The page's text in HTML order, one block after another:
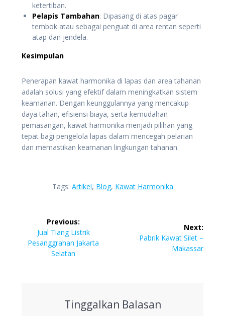
ketertiban.
Pelapis Tambahan: Dipasang di atas pagar
tembok atau sebagai penguat di area rentan seperti
atap dan jendela.
Kesimpulan
Penerapan kawat harmonika di lapas dan area tahanan
adalah solusi yang efektif dalam meningkatkan sistem
keamanan. Dengan keunggulannya yang mencakup
daya tahan, efisiensi biaya, serta kemudahan
pemasangan, kawat harmonika menjadi pilihan yang
tepat bagi pengelola lapas dalam mencegah pelarian
dan memastikan keamanan lingkungan tahanan.
Tags: Artikel, Blog, Kawat Harmonika
Navigasi
pos
Previous:
Previous
post:
Jual Tiang Listrik
Pesanggrahan Jakarta
Selatan
Next:
Next
Pabrik Kawat Silet –
Makassar
Tinggalkan Balasan